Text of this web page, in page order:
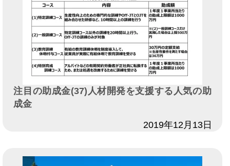
注目の助成金(37)人材開発を支援する人気の助
成金
2019年12月13日